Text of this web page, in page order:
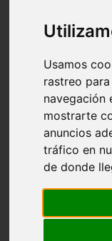
Usamos
rastreo
navegación
mostrarte
anuncios
tráfico en
de donde
mantenimiento
marketing
bienestar
peque os mam
verano
legislaci n
peluquer a
accesorios
peluquer a
complementos
consejos
comportamiento
abandono